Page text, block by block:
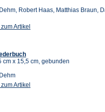
Robert Haas, Matthias Braun,
Artikel
cm x 15,5 cm, gebunden
Artikel